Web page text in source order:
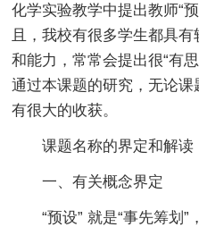
化学实验教学中提出教师“
且，我校有很多学生都具
和能力，常常会提出很“有
通过本课题的研究，无论
有很大的收获。
课题名称的界定和解读
一、有关概念界定
“预设” 就是“事先筹划”